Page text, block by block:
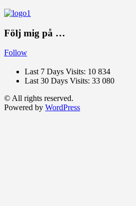
Följ mig på …
Follow
Last 7 Days Visits: 10 834
Last 30 Days Visits: 33 080
© All rights reserved.
Powered by WordPress